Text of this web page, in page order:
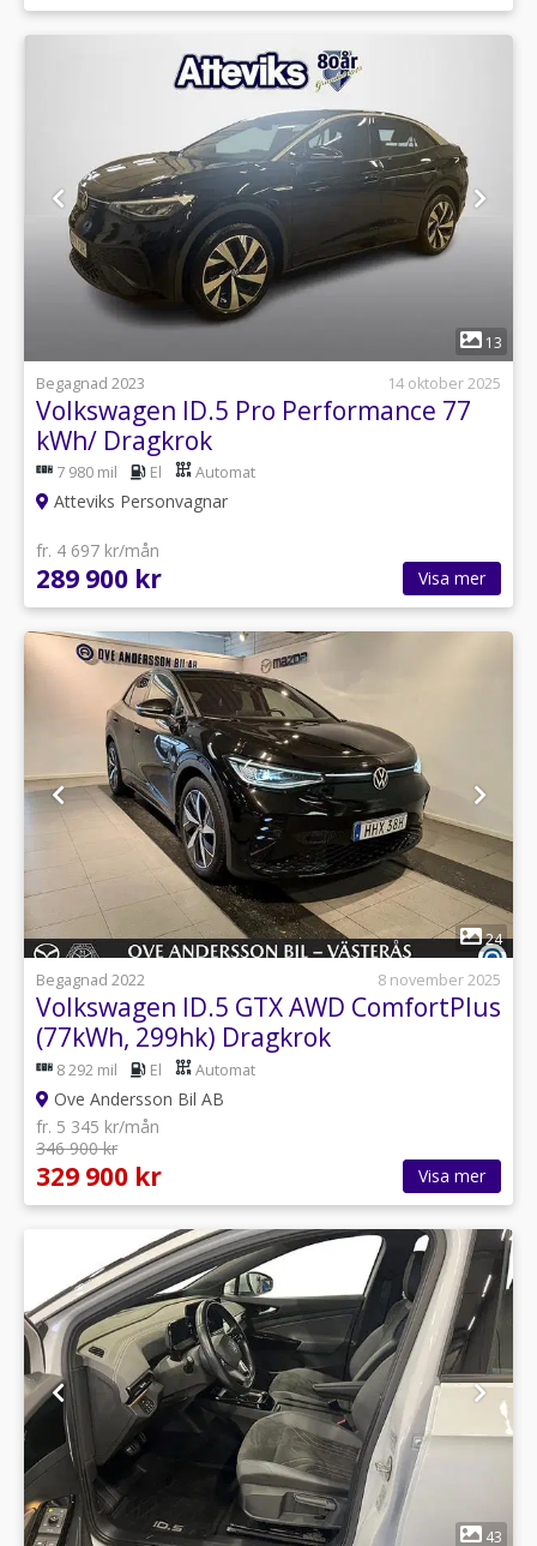
13
Begagnad 2023
14 oktober 2025
Volkswagen ID.5 Pro Performance 77
kWh/ Dragkrok
7 980 mil El Automat
Atteviks Personvagnar
fr. 4 697 kr/mån
289 900 kr Visa mer
1
24
Begagnad 2022
8 november 2025
Volkswagen ID.5 GTX AWD ComfortPlus
(77kWh, 299hk) Dragkrok
8 292 mil El Automat
Ove Andersson Bil AB
fr. 5 345 kr/mån
346 900 kr
329 900 kr Visa mer
1 43